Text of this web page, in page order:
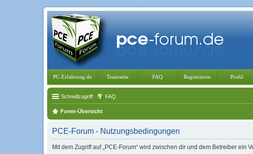
PC-Erfahrung.de Teamseite FAQ Registrieren Profil
Schnellzugriff FAQ
Foren-Übersicht
PCE-Forum - Nutzungsbedingungen
Mit dem Zugriff auf „PCE-Forum“ wird zwischen dir und dem Betreiber ein